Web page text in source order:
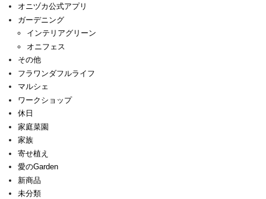
オニヅカ公式アプリ
ガーデニング
インテリアグリーン
オニフェス
その他
フラワンダフルライフ
マルシェ
ワークショップ
休日
家庭菜園
家族
寄せ植え
愛のGarden
新商品
未分類